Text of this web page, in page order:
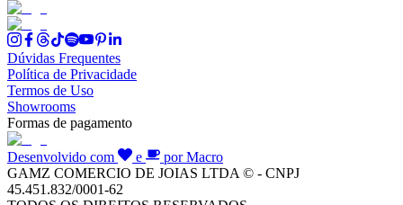
Dúvidas Frequentes
Política de Privacidade
Termos de Uso
Showrooms
Formas de pagamento
Desenvolvido com e
por Macro
GAMZ COMERCIO DE JOIAS LTDA © - CNPJ
45.451.832/0001-62